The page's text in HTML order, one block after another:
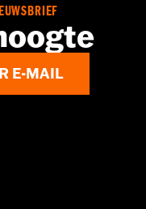
en
E-MAIL